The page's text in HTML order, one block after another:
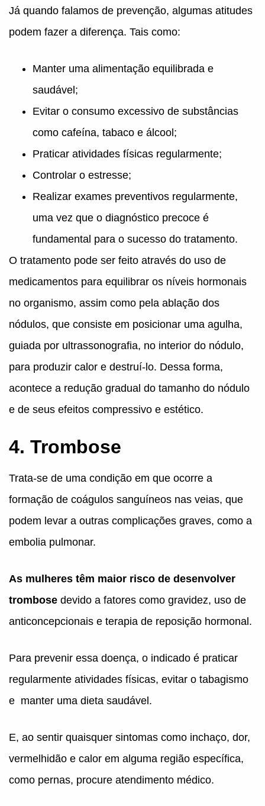
Já quando falamos de prevenção, algumas atitudes
podem fazer a diferença. Tais como:
Manter uma alimentação equilibrada e
saudável;
Evitar o consumo excessivo de substâncias
como cafeína, tabaco e álcool;
Praticar atividades físicas regularmente;
Controlar o estresse;
Realizar exames preventivos regularmente,
uma vez que o diagnóstico precoce é
fundamental para o sucesso do tratamento.
O tratamento pode ser feito através do uso de
medicamentos para equilibrar os níveis hormonais
no organismo, assim como pela ablação dos
nódulos, que consiste em posicionar uma agulha,
guiada por ultrassonografia, no interior do nódulo,
para produzir calor e destruí-lo. Dessa forma,
acontece a redução gradual do tamanho do nódulo
e de seus efeitos compressivo e estético.
4. Trombose
Trata-se de uma condição em que ocorre a
formação de coágulos sanguíneos nas veias, que
podem levar a outras complicações graves, como a
embolia pulmonar.
As mulheres têm maior risco de desenvolver
trombose devido a fatores como gravidez, uso de
anticoncepcionais e terapia de reposição hormonal.
Para prevenir essa doença, o indicado é praticar
regularmente atividades físicas, evitar o tabagismo
e manter uma dieta saudável.
E, ao sentir quaisquer sintomas como inchaço, dor,
vermelhidão e calor em alguma região específica,
como pernas, procure atendimento médico.